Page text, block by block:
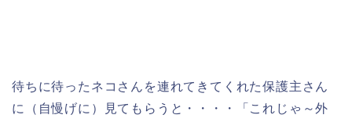
待ちに待ったネコさんを連れてきてくれた保護主さん
に（自慢げに）見てもらうと・・・・「これじゃ～外